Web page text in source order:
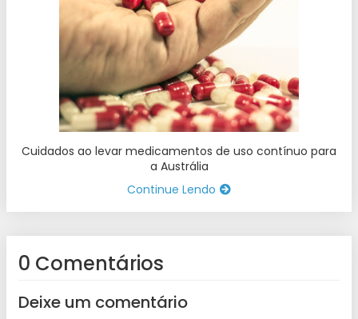
Cuidados ao levar medicamentos de uso contínuo para
a Austrália
Continue Lendo
0 Comentários
Deixe um comentário